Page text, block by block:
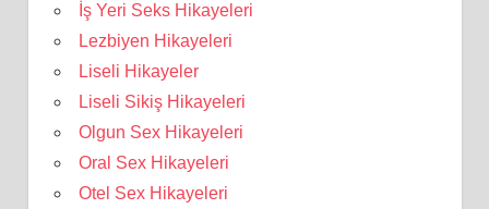
İş Yeri Seks Hikayeleri
Lezbiyen Hikayeleri
Liseli Hikayeler
Liseli Sikiş Hikayeleri
Olgun Sex Hikayeleri
Oral Sex Hikayeleri
Otel Sex Hikayeleri